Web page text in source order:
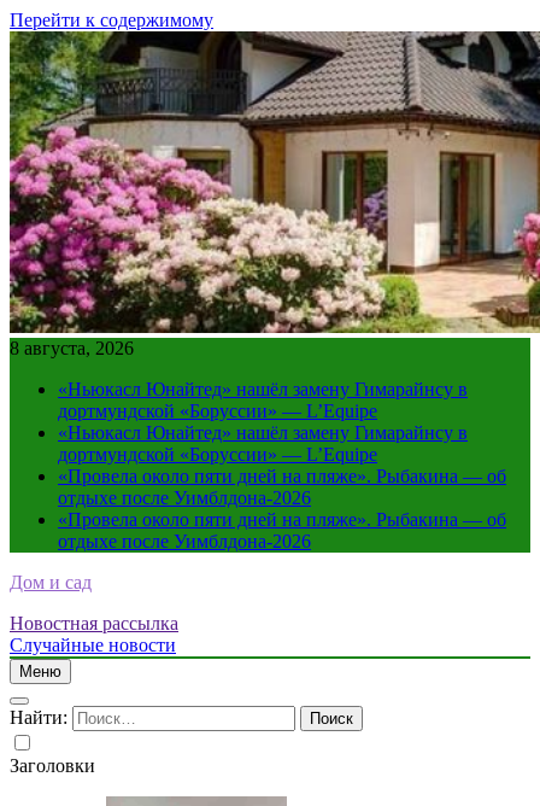
Перейти к содержимому
8 августа, 2026
«Ньюкасл Юнайтед» нашёл замену Гимарайнсу в
дортмундской «Боруссии» — L’Equipe
«Ньюкасл Юнайтед» нашёл замену Гимарайнсу в
дортмундской «Боруссии» — L’Equipe
«Провела около пяти дней на пляже». Рыбакина — об
отдыхе после Уимблдона-2026
«Провела около пяти дней на пляже». Рыбакина — об
отдыхе после Уимблдона-2026
Дом и сад
Новостная рассылка
Случайные новости
Меню
Найти:
Заголовки